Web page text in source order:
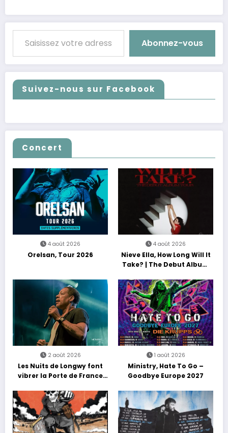
Saisissez votre adresse e-mail…
Abonnez-vous
Suivez-nous sur Facebook
Concert
4 août 2026
Orelsan, Tour 2026
4 août 2026
Nieve Ella, How Long Will It
Take? | The Debut Album
2 août 2026
Les Nuits de Longwy font
vibrer la Porte de France
découvertes et énergie
reggae
1 août 2026
Ministry, Hate To Go –
Goodbye Europe 2027